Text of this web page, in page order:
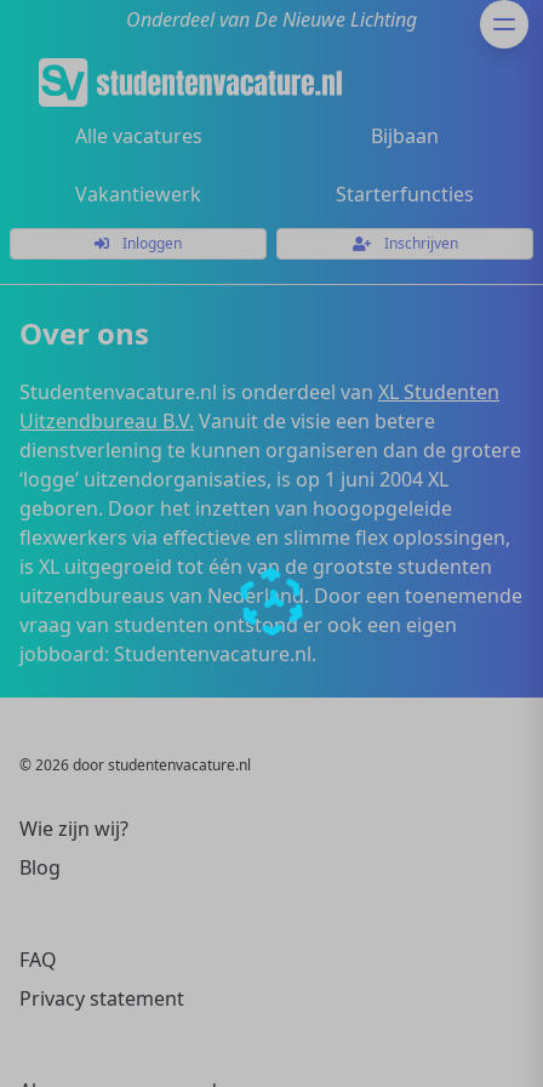
Onderdeel van De Nieuwe Lichting
Alle vacatures Bijbaan
Vakantiewerk Starterfuncties
Inloggen Inschrijven
Over ons
Studentenvacature.nl is onderdeel van XL Studenten
Uitzendbureau B.V. Vanuit de visie een betere
dienstverlening te kunnen organiseren dan de grotere
‘logge’ uitzendorganisaties, is op 1 juni 2004 XL
geboren. Door het inzetten van hoogopgeleide
flexwerkers via effectieve en slimme flex oplossingen,
is XL uitgegroeid tot één van de grootste studenten
uitzendbureaus van Nederland. Door een toenemende
vraag van studenten ontstond er ook een eigen
jobboard: Studentenvacature.nl.
© 2026 door studentenvacature.nl
Wie zijn wij?
Blog
FAQ
Privacy statement